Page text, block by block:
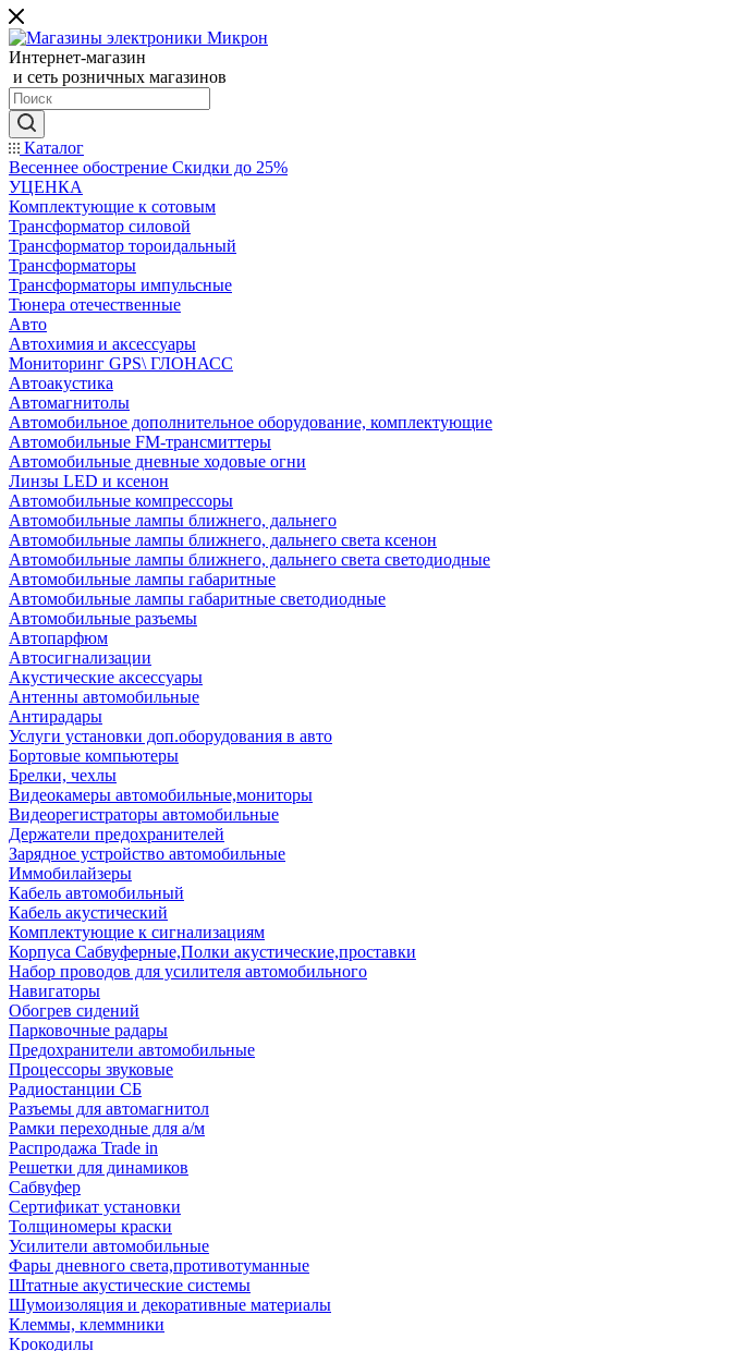
Интернет-магазин
и сеть розничных магазинов
Каталог
Весеннее обострение Скидки до 25%
УЦЕНКА
Комплектующие к сотовым
Трансформатор силовой
Трансформатор тороидальный
Трансформаторы
Трансформаторы импульсные
Тюнера отечественные
Авто
Автохимия и аксессуары
Мониторинг GPS\ ГЛОНАСС
Автоакустика
Автомагнитолы
Автомобильное дополнительное оборудование, комплектующие
Автомобильные FM-трансмиттеры
Автомобильные дневные ходовые огни
Линзы LED и ксенон
Автомобильные компрессоры
Автомобильные лампы ближнего, дальнего
Автомобильные лампы ближнего, дальнего света ксенон
Автомобильные лампы ближнего, дальнего света светодиодные
Автомобильные лампы габаритные
Автомобильные лампы габаритные светодиодные
Автомобильные разъемы
Автопарфюм
Автосигнализации
Акустические аксессуары
Антенны автомобильные
Антирадары
Услуги установки доп.оборудования в авто
Бортовые компьютеры
Брелки, чехлы
Видеокамеры автомобильные,мониторы
Видеорегистраторы автомобильные
Держатели предохранителей
Зарядное устройство автомобильные
Иммобилайзеры
Кабель автомобильный
Кабель акустический
Комплектующие к сигнализациям
Корпуса Сабвуферные,Полки акустические,проставки
Набор проводов для усилителя автомобильного
Навигаторы
Обогрев сидений
Парковочные радары
Предохранители автомобильные
Процессоры звуковые
Радиостанции СБ
Разъемы для автомагнитол
Рамки переходные для а/м
Распродажа Trade in
Решетки для динамиков
Сабвуфер
Сертификат установки
Толщиномеры краски
Усилители автомобильные
Фары дневного света,противотуманные
Штатные акустические системы
Шумоизоляция и декоративные материалы
Клеммы, клеммники
Крокодилы